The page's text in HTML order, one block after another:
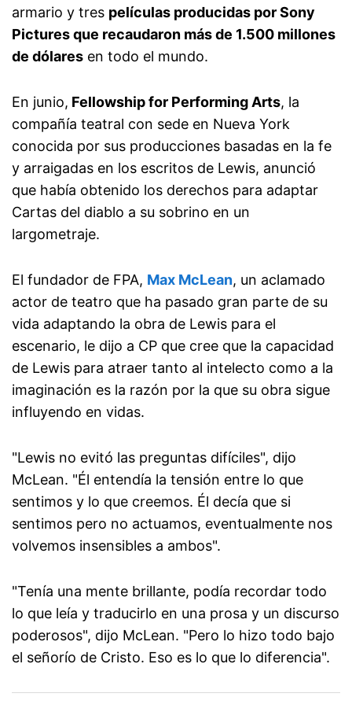
armario y tres películas producidas por Sony
Pictures que recaudaron más de 1.500 millones
de dólares en todo el mundo.
En junio, Fellowship for Performing Arts, la
compañía teatral con sede en Nueva York
conocida por sus producciones basadas en la fe
y arraigadas en los escritos de Lewis, anunció
que había obtenido los derechos para adaptar
Cartas del diablo a su sobrino en un
largometraje.
El fundador de FPA, Max McLean, un aclamado
actor de teatro que ha pasado gran parte de su
vida adaptando la obra de Lewis para el
escenario, le dijo a CP que cree que la capacidad
de Lewis para atraer tanto al intelecto como a la
imaginación es la razón por la que su obra sigue
influyendo en vidas.
"Lewis no evitó las preguntas difíciles", dijo
McLean. "Él entendía la tensión entre lo que
sentimos y lo que creemos. Él decía que si
sentimos pero no actuamos, eventualmente nos
volvemos insensibles a ambos".
"Tenía una mente brillante, podía recordar todo
lo que leía y traducirlo en una prosa y un discurso
poderosos", dijo McLean. "Pero lo hizo todo bajo
el señorío de Cristo. Eso es lo que lo diferencia".